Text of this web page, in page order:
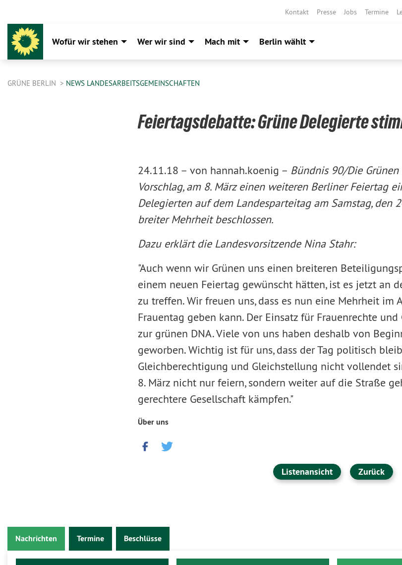
Kontakt Presse Jobs Termine
Wofür wir stehen Wer wir sind Mach mit Berlin wählt
GRÜNE BERLIN NEWS LANDESARBEITSGEMEINSCHAFTEN
Feiertagsdebatte: Grüne Delegierte
24.11.18 – von hannah.koenig – Bündnis 90/Die
Vorschlag, am 8. März einen weiteren Berliner Feiertag
Delegierten auf dem Landesparteitag am Samstag, den
breiter Mehrheit beschlossen.
Dazu erklärt die Landesvorsitzende Nina Stahr:
"Auch wenn wir Grünen uns einen breiteren
einem neuen Feiertag gewünscht hätten, ist es jetzt an
zu treffen. Wir freuen uns, dass es nun eine Mehrheit im
Frauentag geben kann. Der Einsatz für Frauenrechte
zur grünen DNA. Viele von uns haben deshalb von
geworben. Wichtig ist für uns, dass der Tag politisch
Gleichberechtigung und Gleichstellung nicht vollendet
8. März nicht nur feiern, sondern weiter auf die Straße
gerechtere Gesellschaft kämpfen."
Über uns
Listenansicht Zurück
Nachrichten Termine Beschlüsse